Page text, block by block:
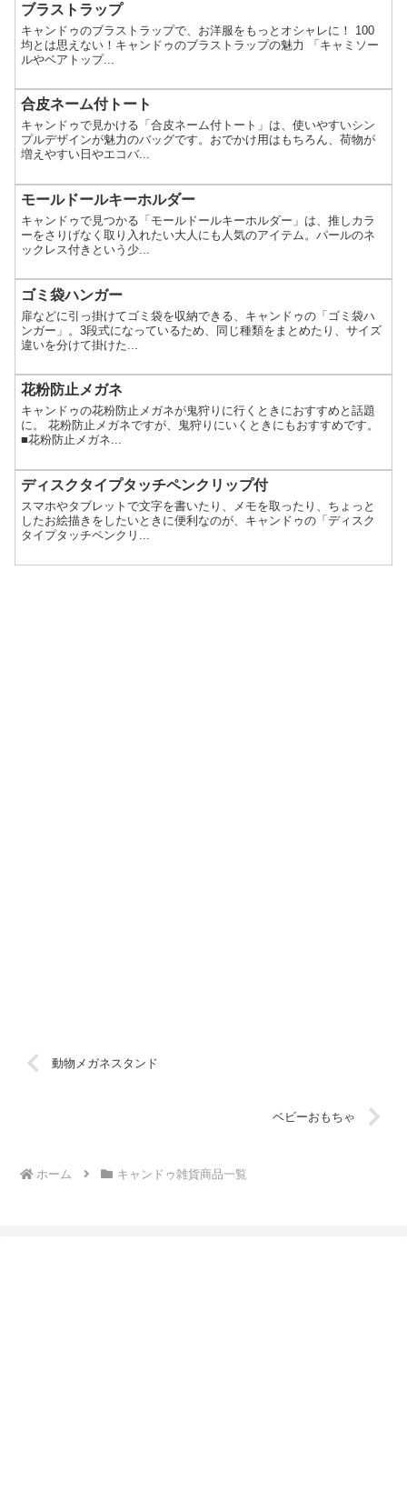
ブラストラップ
キャンドゥのブラストラップで、お洋服をもっとオシャレに！ 100
均とは思えない！キャンドゥのブラストラップの魅力 「キャミソー
ルやベアトップ...
合皮ネーム付トート
キャンドゥで見かける「合皮ネーム付トート」は、使いやすいシン
プルデザインが魅力のバッグです。おでかけ用はもちろん、荷物が
増えやすい日やエコバ...
モールドールキーホルダー
キャンドゥで見つかる「モールドールキーホルダー」は、推しカラ
ーをさりげなく取り入れたい大人にも人気のアイテム。パールのネ
ックレス付きという少...
ゴミ袋ハンガー
扉などに引っ掛けてゴミ袋を収納できる、キャンドゥの「ゴミ袋ハ
ンガー」。3段式になっているため、同じ種類をまとめたり、サイズ
違いを分けて掛けた...
花粉防止メガネ
キャンドゥの花粉防止メガネが鬼狩りに行くときにおすすめと話題
に。 花粉防止メガネですが、鬼狩りにいくときにもおすすめです。
■花粉防止メガネ...
ディスクタイプタッチペンクリップ付
スマホやタブレットで文字を書いたり、メモを取ったり、ちょっと
したお絵描きをしたいときに便利なのが、キャンドゥの「ディスク
タイプタッチペンクリ...
動物メガネスタンド
ベビーおもちゃ
ホーム キャンドゥ雑貨商品一覧